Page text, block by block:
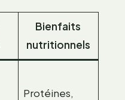
Bienfaits
nutritionnels
Protéines,